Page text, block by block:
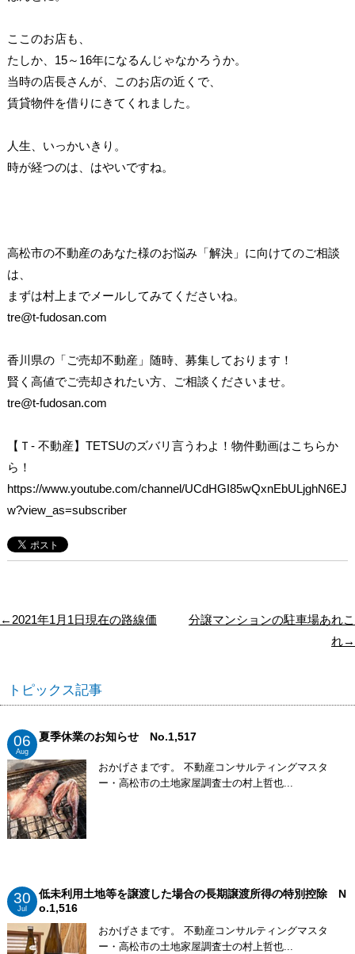
ここのお店も、
たしか、15～16年になるんじゃなかろうか。
当時の店長さんが、このお店の近くで、
賃貸物件を借りにきてくれました。
人生、いっかいきり。
時が経つのは、はやいですね。
高松市の不動産のあなた様のお悩み「解決」に向けてのご相談
は、
まずは村上までメールしてみてくださいね。
tre@t-fudosan.com
香川県の「ご売却不動産」随時、募集しております！
賢く高値でご売却されたい方、ご相談くださいませ。
tre@t-fudosan.com
【Ｔ- 不動産】TETSUのズバリ言うわよ！物件動画はこちらか
ら！
https://www.youtube.com/channel/UCdHGI85wQxnEbULjghN6EJ
w?view_as=subscriber
←2021年1月1日現在の路線価
分譲マンションの駐車場あれこ
れ→
トピックス記事
06
Aug
夏季休業のお知らせ No.1,517
おかげさまです。 不動産コンサルティングマスタ
ー・高松市の土地家屋調査士の村上哲也...
30
Jul
低未利用土地等を譲渡した場合の長期譲渡所得の特別控除 N
o.1,516
おかげさまです。 不動産コンサルティングマスタ
ー・高松市の土地家屋調査士の村上哲也...